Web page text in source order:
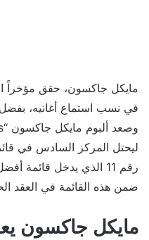
مايكل جاكسون، حقق مؤخراً
في نسب استماع أغانيه،
ضمن هذه القائمة في العقد
مايكل جاكسون